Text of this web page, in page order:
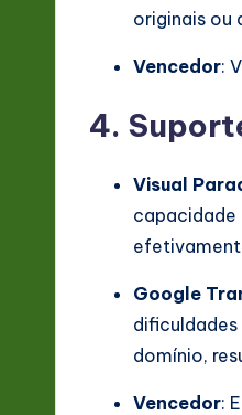
originais ou
Vencedor:
4.
Visual
capacidade
Google
domínio,
Vencedor: